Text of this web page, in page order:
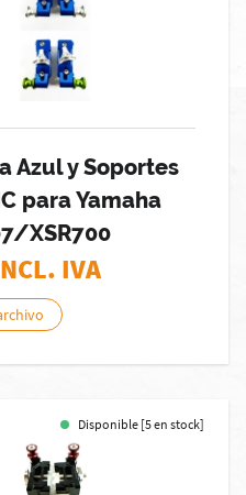
Azul y Soportes
para Yamaha
XSR700
IVA
Disponible [5 en stock]